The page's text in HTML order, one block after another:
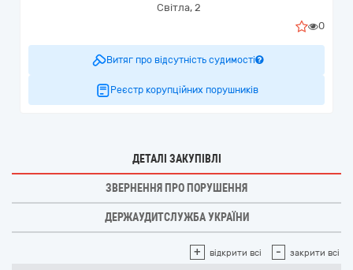
Світла, 2
0
Витяг про відсутність судимості
Реєстр корупційних порушників
ДЕТАЛІ ЗАКУПІВЛІ
ЗВЕРНЕННЯ ПРО ПОРУШЕННЯ
ДЕРЖАУДИТСЛУЖБА УКРАЇНИ
+ відкрити всі - закрити всі